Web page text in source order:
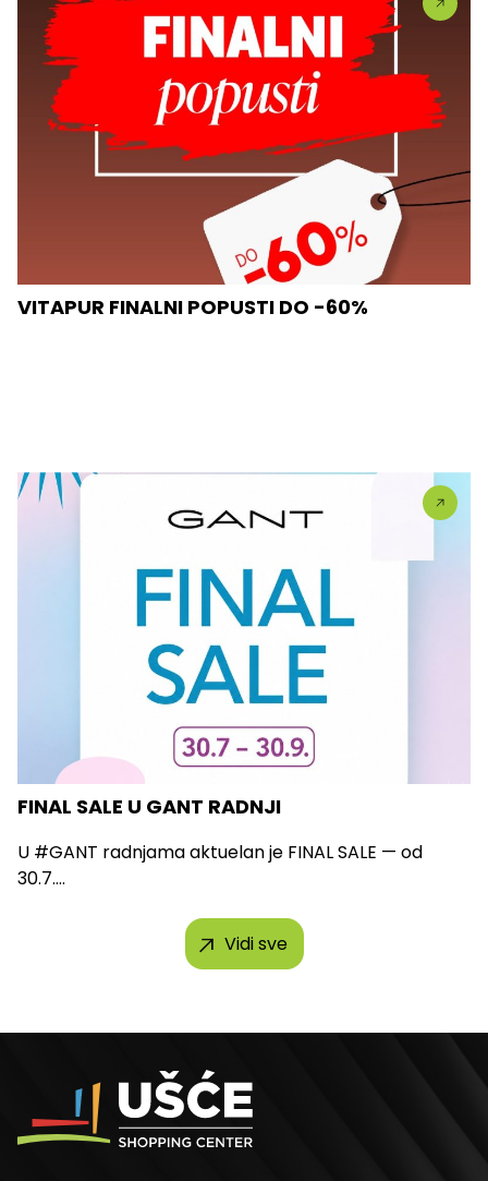
VITAPUR FINALNI POPUSTI DO -60%
FINAL SALE U GANT RADNJI
U #GANT radnjama aktuelan je FINAL SALE — od
30.7....
Vidi sve